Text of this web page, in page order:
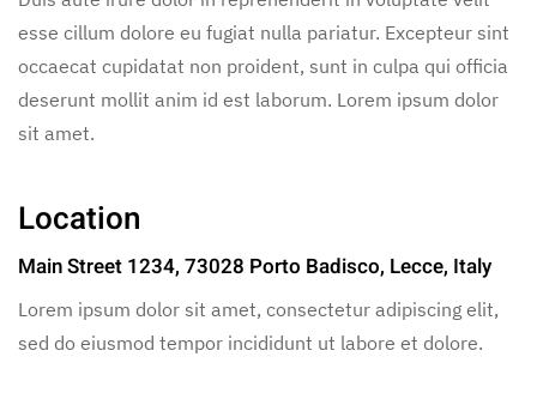
esse cillum dolore eu fugiat nulla pariatur. Excepteur sint
occaecat cupidatat non proident, sunt in culpa qui officia
deserunt mollit anim id est laborum. Lorem ipsum dolor
sit amet.
Location
Main Street 1234, 73028 Porto Badisco, Lecce, Italy
Lorem ipsum dolor sit amet, consectetur adipiscing elit,
sed do eiusmod tempor incididunt ut labore et dolore.